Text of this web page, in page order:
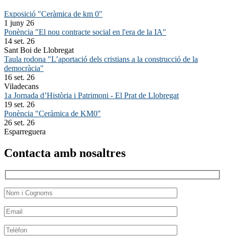
Exposició "Ceràmica de km 0"
1 juny 26
Ponència "El nou contracte social en l'era de la IA"
14 set. 26
Sant Boi de Llobregat
Taula rodona "L’aportació dels cristians a la construcció de la
democràcia"
16 set. 26
Viladecans
1a Jornada d’Història i Patrimoni - El Prat de Llobregat
19 set. 26
Ponència "Ceràmica de KM0"
26 set. 26
Esparreguera
Contacta amb nosaltres